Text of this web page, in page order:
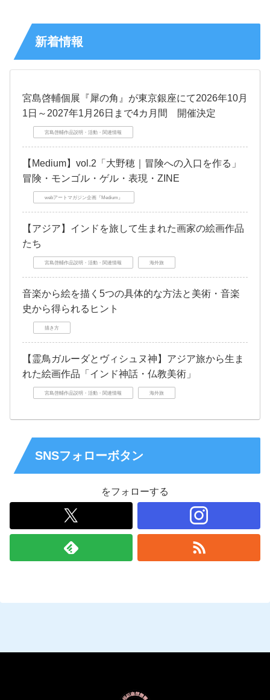
新着情報
宮島啓輔個展『犀の角』が東京銀座にて2026年10月
1日～2027年1月26日まで4カ月間 開催決定
宮島啓輔作品説明・活動・関連情報
【Medium】vol.2「大野穂｜冒険への入口を作る」
冒険・モンゴル・ゲル・表現・ZINE
webアートマガジン企画『Medium』
【アジア】インドを旅して生まれた画家の絵画作品
たち
宮島啓輔作品説明・活動・関連情報 海外旅
音楽から絵を描く5つの具体的な方法と美術・音楽
史から得られるヒント
描き方
【霊鳥ガルーダとヴィシュヌ神】アジア旅から生ま
れた絵画作品「インド神話・仏教美術」
宮島啓輔作品説明・活動・関連情報 海外旅
SNSフォローボタン
をフォローする